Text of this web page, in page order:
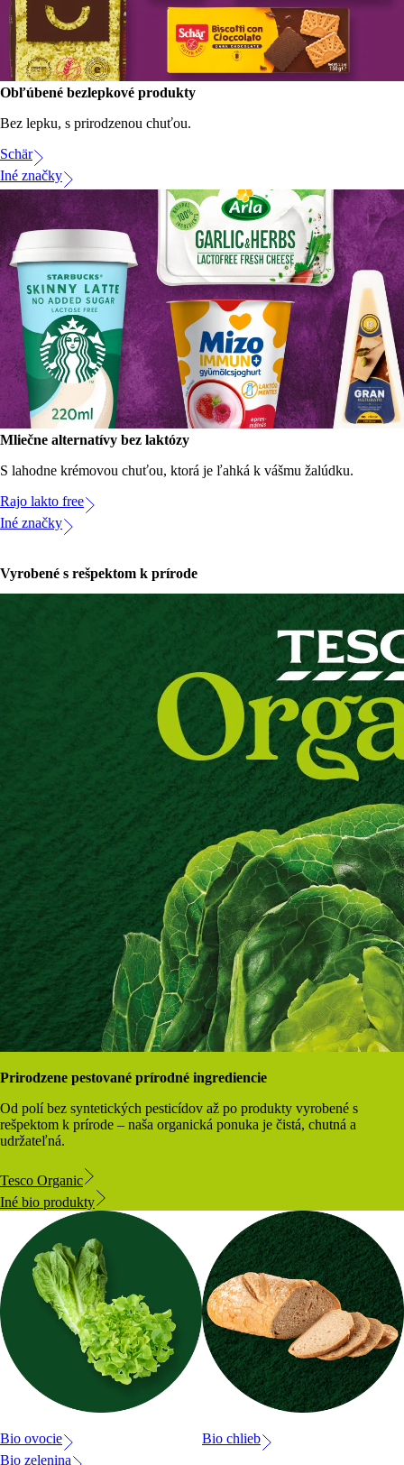
Obľúbené bezlepkové produkty
Bez lepku, s prirodzenou chuťou.
Schär
Iné značky
Mliečne alternatívy bez laktózy
S lahodne krémovou chuťou, ktorá je ľahká k vášmu žalúdku.
Rajo lakto free
Iné značky
Vyrobené s rešpektom k prírode
Prirodzene pestované prírodné ingrediencie
Od polí bez syntetických pesticídov až po produkty vyrobené s
rešpektom k prírode – naša organická ponuka je čistá, chutná a
udržateľná.
Tesco Organic
Iné bio produkty
Bio ovocie
Bio zelenina
Bio chlieb